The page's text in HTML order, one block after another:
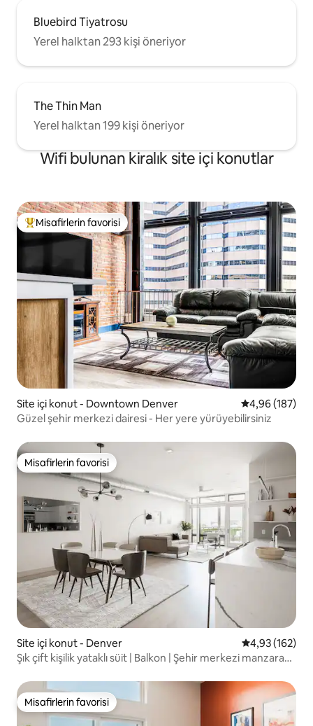
Bluebird Tiyatrosu
Yerel halktan 293 kişi öneriyor
The Thin Man
Yerel halktan 199 kişi öneriyor
Wifi bulunan kiralık site içi konutlar
Misafirlerin favorilerinden en beğenilenler arasında
Misafirlerin favorisi
Site içi konut - Downtown Denver 5 üzerinden
4,96 (187)
Güzel şehir merkezi dairesi - Her yere yürüyebilirsiniz
Misafirlerin favorisi
Misafirlerin favorisi
Site içi konut - Denver 5 üzerinden
4,93 (162)
Şık çift kişilik yataklı süit | Balkon | Şehir merkezi manzarası |
Misafirlerin favorisi
Misafirlerin favorisi